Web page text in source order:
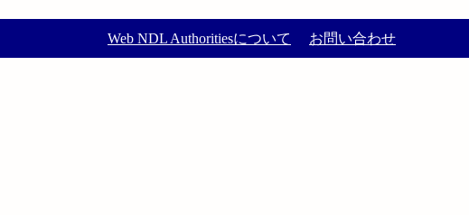
Web NDL Authoritiesについて お問い合わせ